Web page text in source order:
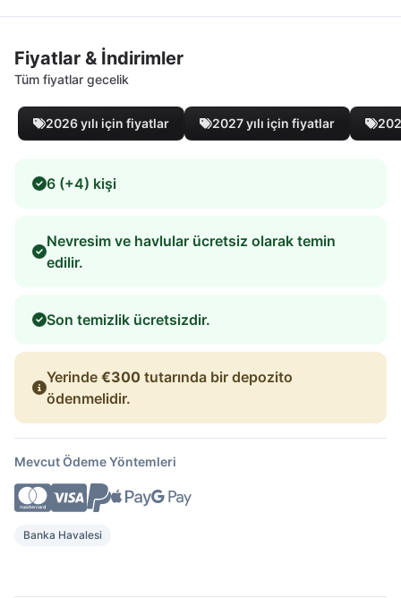
Fiyatlar & İndirimler
Tüm fiyatlar gecelik
2026 yılı için fiyatlar 2027 yılı için fiyatlar
6 (+4) kişi
Nevresim ve havlular ücretsiz olarak temin
edilir.
Son temizlik ücretsizdir.
Yerinde €300 tutarında bir depozito
ödenmelidir.
Mevcut Ödeme Yöntemleri
Banka Havalesi